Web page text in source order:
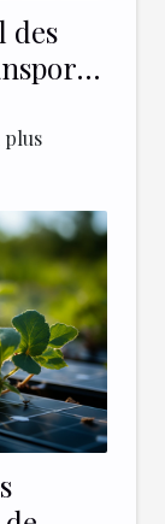
des
plus